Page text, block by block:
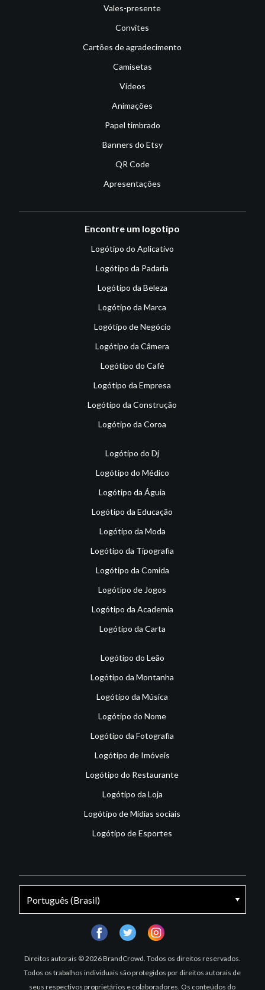
Vales-presente
Convites
Cartões de agradecimento
Camisetas
Vídeos
Animações
Papel timbrado
Banners do Etsy
QR Code
Apresentações
Encontre um logotipo
Logótipo do Aplicativo
Logótipo da Padaria
Logótipo da Beleza
Logótipo da Marca
Logótipo de Negócio
Logótipo da Câmera
Logótipo do Café
Logótipo da Empresa
Logótipo da Construção
Logótipo da Coroa
Logótipo do Dj
Logótipo do Médico
Logótipo da Águia
Logótipo da Educação
Logótipo da Moda
Logótipo da Tipografia
Logótipo da Comida
Logótipo de Jogos
Logótipo da Academia
Logótipo da Carta
Logótipo do Leão
Logótipo da Montanha
Logótipo da Música
Logótipo do Nome
Logótipo da Fotografia
Logótipo de Imóveis
Logótipo do Restaurante
Logótipo da Loja
Logótipo de Mídias sociais
Logótipo de Esportes
Direitos autorais © 2026 BrandCrowd. Todos os direitos reservados.
Todos os trabalhos individuais são protegidos por direitos autorais de
seus respectivos proprietários e colaboradores. Os conteúdos do
facebooktwitter instagram